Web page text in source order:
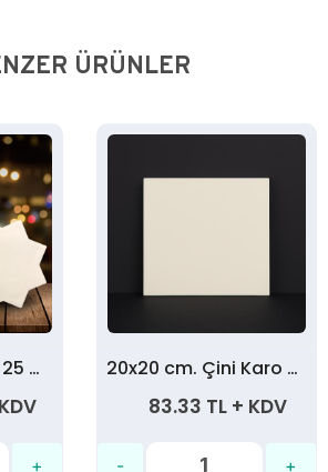
ÜRÜNLER
Çini Yıldız Karo - 25 Cm. 20x20 cm. Çini Karo Bisküvi
83.33 TL + KDV